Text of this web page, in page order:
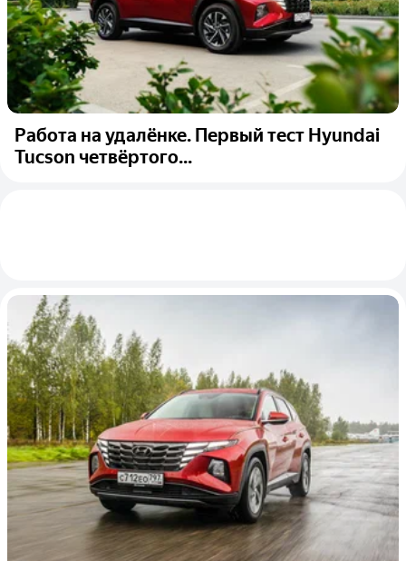
Работа на удалёнке. Первый тест Hyundai
Tucson четвёртого...